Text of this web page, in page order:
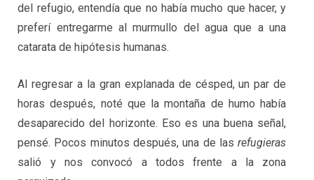
del refugio, entendía que no había mucho que hacer, y
preferí entregarme al murmullo del agua que a una
catarata de hipótesis humanas.
Al regresar a la gran explanada de césped, un par de
horas después, noté que la montaña de humo había
desaparecido del horizonte. Eso es una buena señal,
pensé. Pocos minutos después, una de lasrefugieras
salió y nos convocó a todos frente a la zona